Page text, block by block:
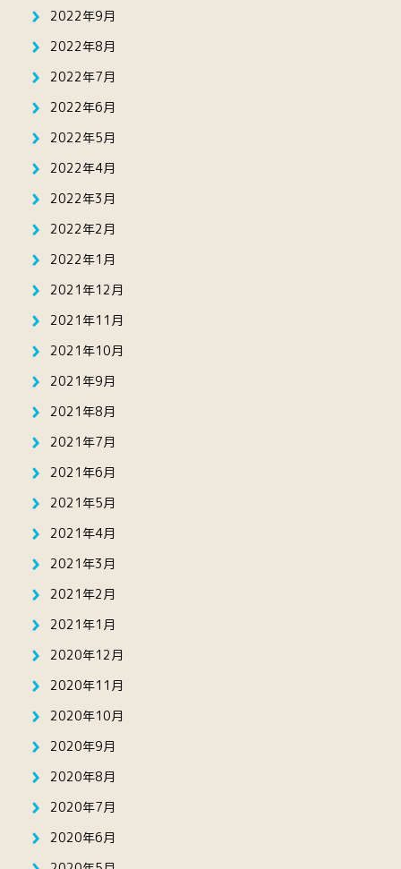
2022年9月
2022年8月
2022年7月
2022年6月
2022年5月
2022年4月
2022年3月
2022年2月
2022年1月
2021年12月
2021年11月
2021年10月
2021年9月
2021年8月
2021年7月
2021年6月
2021年5月
2021年4月
2021年3月
2021年2月
2021年1月
2020年12月
2020年11月
2020年10月
2020年9月
2020年8月
2020年7月
2020年6月